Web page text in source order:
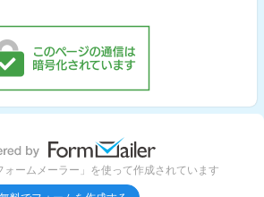
ォームメーラー」を使って作成されています